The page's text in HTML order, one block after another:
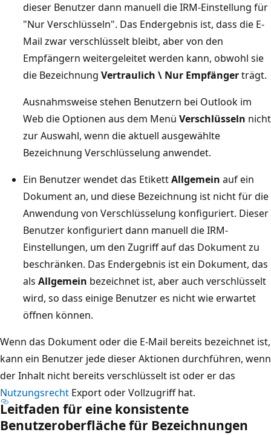
dieser Benutzer dann manuell die IRM-Einstellung für
"Nur Verschlüsseln". Das Endergebnis ist, dass die E-
Mail zwar verschlüsselt bleibt, aber von den
Empfängern weitergeleitet werden kann, obwohl sie
die Bezeichnung Vertraulich \ Nur Empfängerträgt.
Ausnahmsweise stehen Benutzern bei Outlook im
Web die Optionen aus dem Menü Verschlüsseln nicht
zur Auswahl, wenn die aktuell ausgewählte
Bezeichnung Verschlüsselung anwendet.
Ein Benutzer wendet das EtikettAllgemein auf ein
Dokument an, und diese Bezeichnung ist nicht für die
Anwendung von Verschlüsselung konfiguriert. Dieser
Benutzer konfiguriert dann manuell die IRM-
Einstellungen, um den Zugriff auf das Dokument zu
beschränken. Das Endergebnis ist ein Dokument, das
als Allgemein bezeichnet ist, aber auch verschlüsselt
wird, so dass einige Benutzer es nicht wie erwartet
öffnen können.
Wenn das Dokument oder die E-Mail bereits bezeichnet ist,
kann ein Benutzer jede dieser Aktionen durchführen, wenn
der Inhalt nicht bereits verschlüsselt ist oder er das
Nutzungsrecht Export oder Vollzugriff hat.
Leitfaden für eine konsistente
Benutzeroberfläche für Bezeichnungen